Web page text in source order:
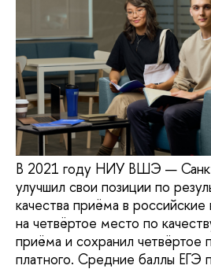
В 2021 году НИУ ВШЭ —
улучшил свои позиции по
качества приёма в
на четвёртое место по
приёма и сохранил четвёртое
платного. Средние баллы ЕГЭ